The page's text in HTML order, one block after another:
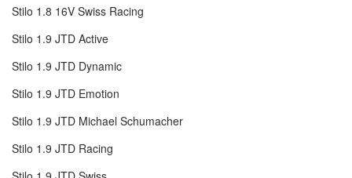
Stilo 1.8 16V Swiss Racing
Stilo 1.9 JTD Active
Stilo 1.9 JTD Dynamic
Stilo 1.9 JTD Emotion
Stilo 1.9 JTD Michael Schumacher
Stilo 1.9 JTD Racing